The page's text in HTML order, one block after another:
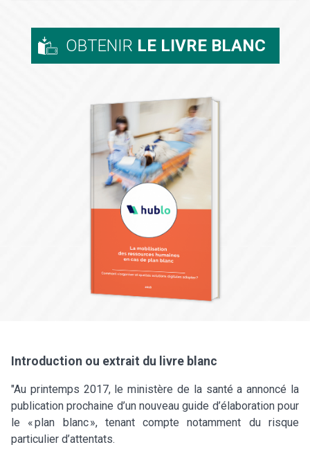
OBTENIR LE LIVRE BLANC
Introduction ou extrait du livre blanc
"Au printemps 2017, le ministère de la santé a annoncé la
publication prochaine d’un nouveau guide d’élaboration pour
le « plan blanc », tenant compte notamment du risque
particulier d’attentats.